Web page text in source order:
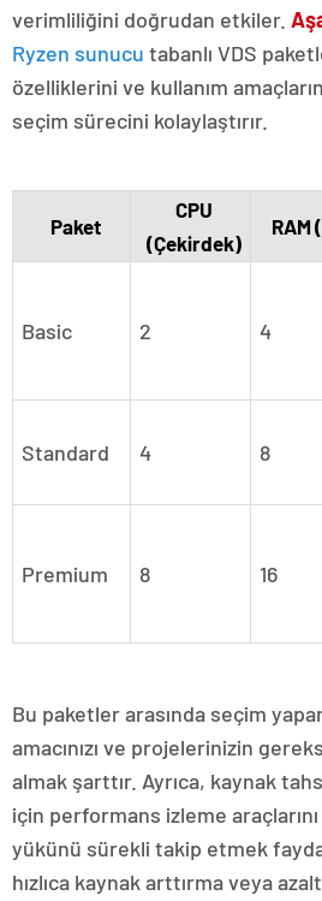
verimliliğini doğrudan etkiler.
Ryzen sunucu tabanlı VDS
özelliklerini ve kullanım
seçim sürecini kolaylaştırır.
Paket
CPU
(Çekirdek)
RAM
Basic 2 4
Standard 4 8
Premium 8 16
Bu paketler arasında seçim
amacınızı ve projelerinizin
almak şarttır. Ayrıca, kaynak
için performans izleme
yükünü sürekli takip etmek
hızlıca kaynak arttırma veya